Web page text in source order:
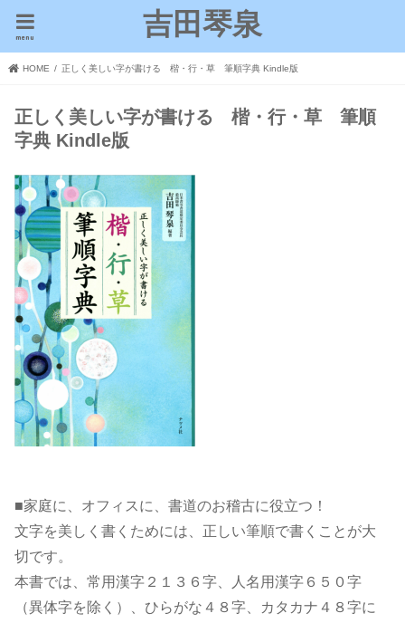
吉田琴泉
menu
HOME 正しく美しい字が書ける 楷・行・草 筆順字典 Kindle版
正しく美しい字が書ける 楷・行・草 筆順
字典 Kindle版
■家庭に、オフィスに、書道のお稽古に役立つ！
文字を美しく書くためには、正しい筆順で書くことが大
切です。
本書では、常用漢字２１３６字、人名用漢字６５０字
（異体字を除く）、ひらがな４８字、カタカナ４８字に